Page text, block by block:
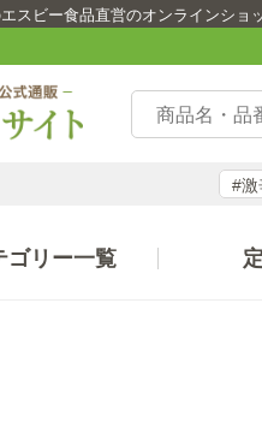
スビー食品直営のオンラインショ
#激
ゴリー一覧